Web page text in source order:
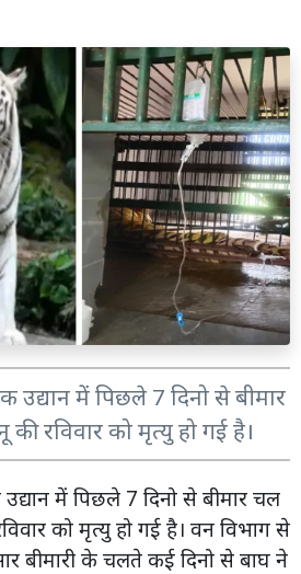
उद्यान में पिछले 7 दिनो से बीमार
रविवार को मृत्यु हो गई है।
में पिछले 7 दिनो से बीमार चल
को मृत्यु हो गई है। वन विभाग से
बीमारी के चलते कई दिनो से बाघ ने